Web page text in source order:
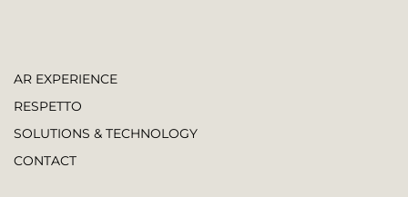
AR EXPERIENCE
RESPETTO
SOLUTIONS & TECHNOLOGY
CONTACT